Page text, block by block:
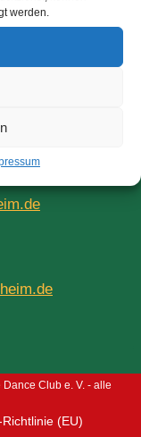
werden.
Club e. V. - alle
(EU)